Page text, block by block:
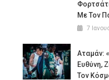
Με Τον
7
Αταμάν:
Ευθύνη,
Τον